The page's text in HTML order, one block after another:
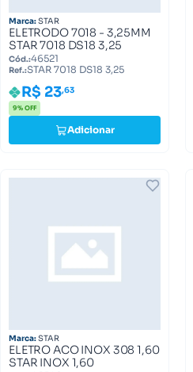
Marca:STAR
ELETRODO 7018 - 3,25MM
STAR 7018 DS18 3,25
Cód.:46521
Ref.:STAR 7018 DS18 3,25
R$ 23,63
9% OFF
Adicionar
Marca:STAR
ELETRO ACO INOX 308 1,60
STAR INOX 1,60